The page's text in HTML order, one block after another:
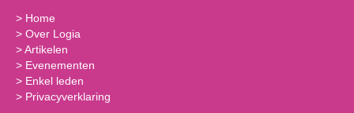
> Home
> Over Logia
>Artikelen
> Evenementen
> Enkel leden
> Privacyverklaring